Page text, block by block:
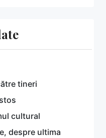
tineri
cultural
despre ultima